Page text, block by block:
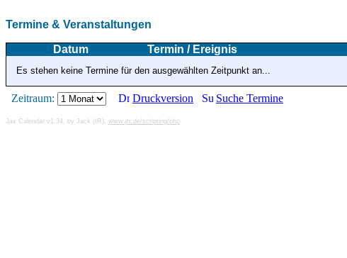
Termine & Veranstaltungen
Datum Termin / Ereignis
Es stehen keine Termine für den ausgewählten Zeitpunkt an...
Zeitraum: Druckversion Suche Termine
Jax Calendar v1.34, by Jack (tR), www.jtr.de/scripting/php